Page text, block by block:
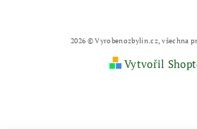
2026 © Vyrobenozbylin.cz, všechna
Vytvořil